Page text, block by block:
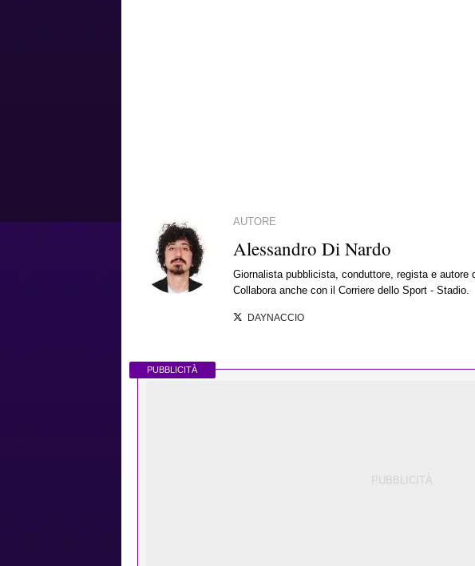
AUTORE
Alessandro Di Nardo
Giornalista pubblicista, conduttore, regista e autore
Collabora anche con il Corriere dello Sport - Stadio.
DAYNACCIO
PUBBLICITÀ